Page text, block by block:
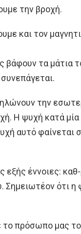
την βροχή.
και τον
βάφουν τα μάτια
την
Η ψυχή κατά μία
αυτό φαίνεται
εξής έννοιες:
ότι η
το πρόσωπο μας